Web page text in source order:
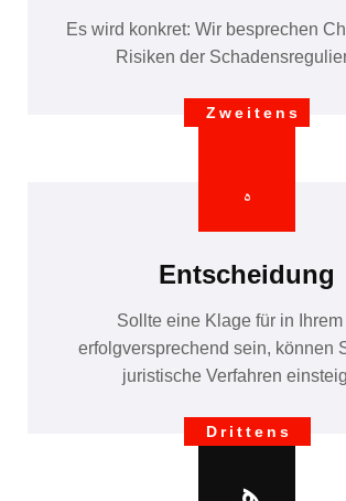
Es wird konkret: Wir besprechen
Risiken der
Zweitens
Entscheidung
Sollte eine Klage für in Ihrem
erfolgversprechend sein, können
juristische Verfahren
Drittens